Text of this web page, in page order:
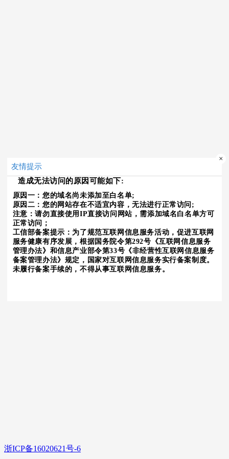
友情提示
×
造成无法访问的原因可能如下:
原因一：您的域名尚未添加至白名单;
原因二：您的网站存在不适宜内容，无法进行正常访问;
注意：请勿直接使用IP直接访问网站，需添加域名白名单方可
正常访问；
工信部备案提示：为了规范互联网信息服务活动，促进互联网
服务健康有序发展，根据国务院令第292号《互联网信息服务
管理办法》和信息产业部令第33号《非经营性互联网信息服务
备案管理办法》规定，国家对互联网信息服务实行备案制度。
未履行备案手续的，不得从事互联网信息服务。
浙ICP备16020621号-6